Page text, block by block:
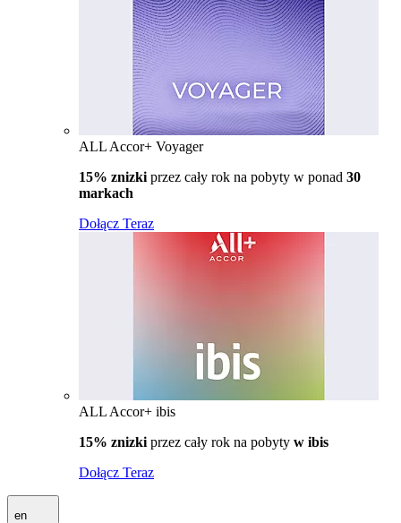
ALL Accor+ Voyager
15% znizki przez cały rok na pobyty w ponad 30
markach
Dołącz Teraz
ALL Accor+ ibis
15% znizki przez cały rok na pobyty w ibis
Dołącz Teraz
en